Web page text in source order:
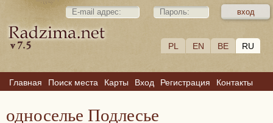
PL EN BE RU
Главная Поиск места Карты Вход Регистрация Контакты
односелье Подлесье